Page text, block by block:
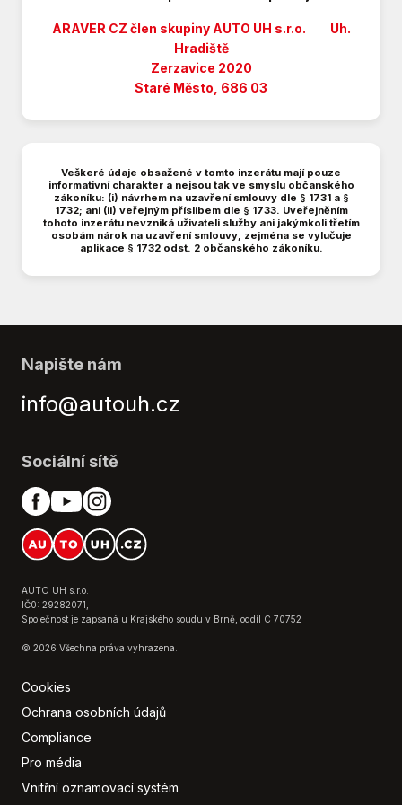
Repro
Senzor tlaku v pneumatikách
Tempomat
USB
Vyhřívaná sedadla
Výškově nastavitelná sedadla
Zadní stěrač
ARAVER CZ člen skupiny AUTO UH s.r.o. Uh.
Hradiště
Zerzavice 2020
Staré Město, 686 03
Veškeré údaje obsažené v tomto inzerátu mají pouze
informativní charakter a nejsou tak ve smyslu občanského
zákoníku: (i) návrhem na uzavření smlouvy dle § 1731 a §
1732; ani (ii) veřejným příslibem dle § 1733. Uveřejněním
tohoto inzerátu nevzniká uživateli služby ani jakýmkoli třetím
osobám nárok na uzavření smlouvy, zejména se vylučuje
aplikace § 1732 odst. 2 občanského zákoníku.
AUTO UH s.r.o.
IČ0: 29282071,
Společnost je zapsaná u Krajského soudu v Brně, oddíl C 70752
© 2026 Všechna práva vyhrazena.
Cookies
Ochrana osobních údajů
Compliance
Pro média
Vnitřní oznamovací systém
Napište nám
info@autouh.cz
Sociální sítě